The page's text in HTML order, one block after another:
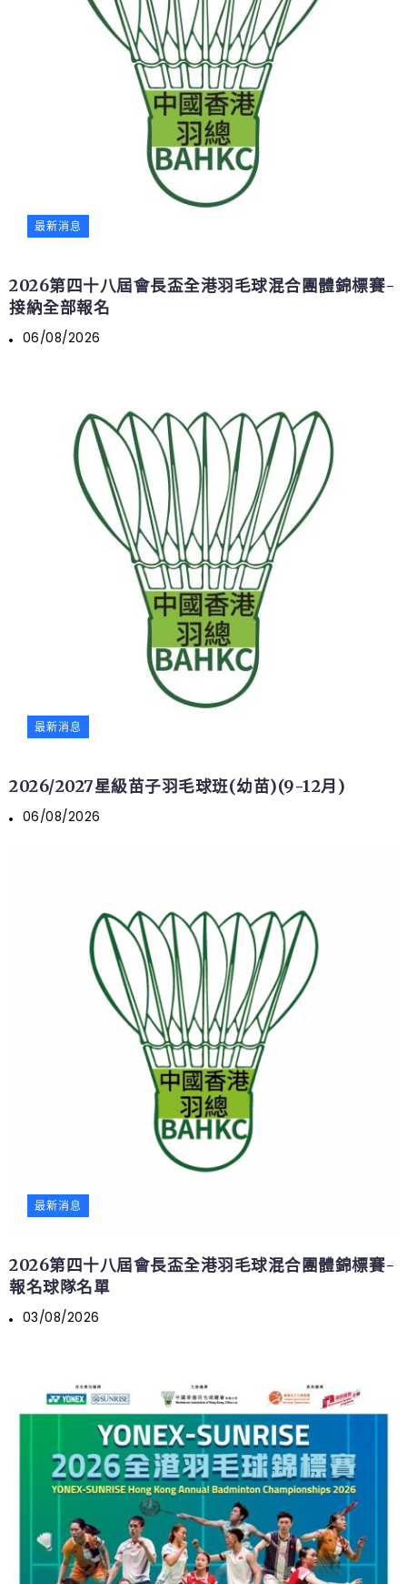
最新消息
2026第四十八屆會長盃全港羽毛球混合團體錦標賽-
接納全部報名
06/08/2026
最新消息
2026/2027星級苗子羽毛球班(幼苗)(9-12月)
06/08/2026
最新消息
2026第四十八屆會長盃全港羽毛球混合團體錦標賽-
報名球隊名單
03/08/2026